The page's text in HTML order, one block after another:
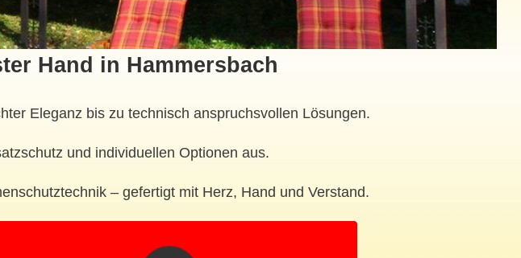
Hand in Hammersbach
Eleganz bis zu technisch anspruchsvollen Lösungen.
und individuellen Optionen aus.
– gefertigt mit Herz, Hand und Verstand.